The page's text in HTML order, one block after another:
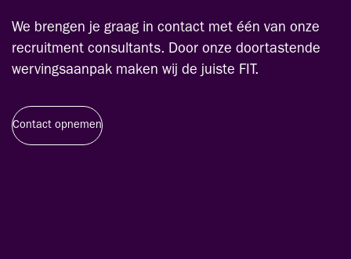
We brengen je graag in contact met één van onze
recruitment consultants. Door onze doortastende
wervingsaanpak maken wij de juiste FIT.
Contact opnemen